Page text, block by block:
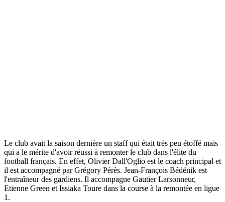
Le club avait la saison dernière un staff qui était très peu étoffé mais
qui a le mérite d'avoir réussi à remonter le club dans l'élite du
football français. En effet, Olivier Dall'Oglio est le coach principal et
il est accompagné par Grégory Pérès. Jean-François Bédénik est
l'entraîneur des gardiens. Il accompagne Gautier Larsonneur,
Etienne Green et Issiaka Toure dans la course à la remontée en ligue
1.